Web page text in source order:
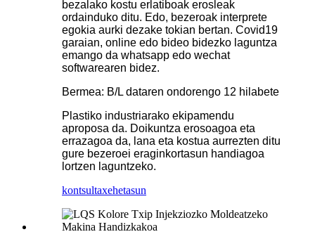
bezalako kostu erlatiboak erosleak
ordainduko ditu. Edo, bezeroak interprete
egokia aurki dezake tokian bertan. Covid19
garaian, online edo bideo bidezko laguntza
emango da whatsapp edo wechat
softwarearen bidez.
Bermea: B/L dataren ondorengo 12 hilabete
Plastiko industriarako ekipamendu
aproposa da. Doikuntza erosoagoa eta
errazagoa da, lana eta kostua aurrezten ditu
gure bezeroei eraginkortasun handiagoa
lortzen laguntzeko.
kontsultaxehetasun